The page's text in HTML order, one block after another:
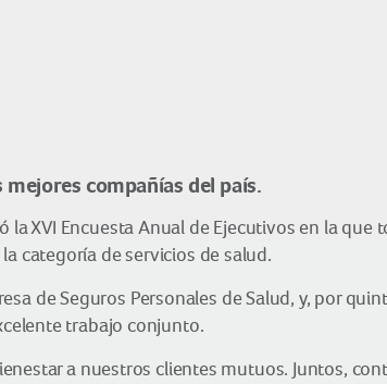
mejores compañías del país.
XVI Encuesta Anual de Ejecutivos en la que
categoría de servicios de salud.
de Seguros Personales de Salud, y, por
trabajo conjunto.
a nuestros clientes mutuos. Juntos,